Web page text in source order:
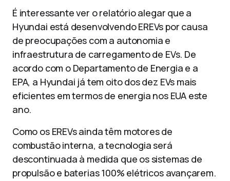
É interessante ver o relatório alegar que a
Hyundai está desenvolvendo EREVs por causa
de preocupações com a autonomia e
infraestrutura de carregamento de EVs. De
acordo com o Departamento de Energia e a
EPA, a Hyundai já tem oito dos dez EVs mais
eficientes em termos de energia nos EUA este
ano.
Como os EREVs ainda têm motores de
combustão interna, a tecnologia será
descontinuada à medida que os sistemas de
propulsão e baterias 100% elétricos avançarem.